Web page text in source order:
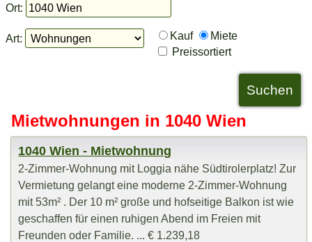
Ort:
Art: Kauf
Miete
Preissortiert
Mietwohnungen in 1040 Wien
1040 Wien - Mietwohnung
2-Zimmer-Wohnung mit Loggia nähe Südtirolerplatz! Zur
Vermietung gelangt eine moderne 2-Zimmer-Wohnung
mit 53m² . Der 10 m² große und hofseitige Balkon ist wie
geschaffen für einen ruhigen Abend im Freien mit
Freunden oder Familie. ... € 1.239,18